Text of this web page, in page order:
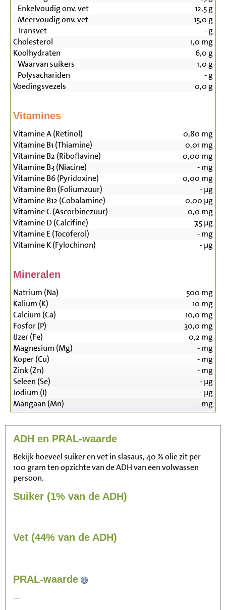
Enkelvoudig onv. vet
12,5g
Meervoudig onv. vet
15,0 g
Transvet
-g
Cholesterol
1,0 mg
Koolhydraten
6,0 g
Waarvan suikers
1,0 g
Polysachariden
-g
Voedingsvezels
0,0 g
Vitamines
Vitamine A (Retinol) 0,80 mg
Vitamine B1 (Thiamine)
0,01 mg
Vitamine B2 (Riboflavine)
0,00 mg
Vitamine B3 (Niacine)
-mg
Vitamine B6 (Pyridoxine)
0,00 mg
Vitamine B11 (Foliumzuur)
-µg
Vitamine B12 (Cobalamine)
0,00 µg
Vitamine C (Ascorbinezuur)
0,0 mg
Vitamine D (Calcifine)
7,5µg
Vitamine E (Tocoferol)
-mg
Vitamine K (Fylochinon)
-µg
Mineralen
Natrium (Na) 500 mg
Kalium (K)
10 mg
Calcium (Ca)
10,0 mg
Fosfor (P)
30,0 mg
IJzer (Fe)
0,2 mg
Magnesium (Mg)
-mg
Koper (Cu)
-mg
Zink (Zn)
-mg
Seleen (Se)
-µg
Jodium (I)
-µg
Mangaan (Mn)
-mg
ADH en PRAL-waarde
Bekijk hoeveel suiker en vet in slasaus, 40 % olie zit per
100 gram ten opzichte van de ADH van een volwassen
persoon.
Suiker (1% van de ADH)
Vet (44% van de ADH)
PRAL-waarde
---
Zitten, tv kijken